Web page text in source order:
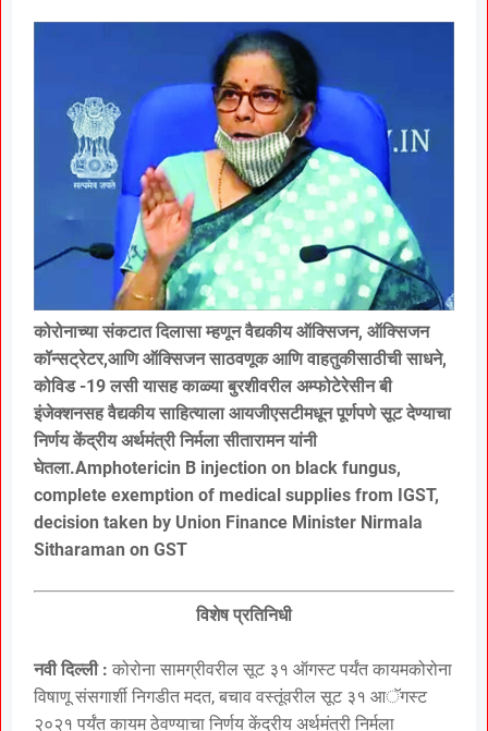
कोरोनाच्या संकटात दिलासा म्हणून वैद्यकीय ऑक्सिजन, ऑक्सिजन
कॉन्सट्रेटर,आणि ऑक्सिजन साठवणूक आणि वाहतुकीसाठीची साधने,
कोविड -19 लसी यासह काळ्या बुरशीवरील अम्फोटेरेसीन बी
इंजेक्शनसह वैद्यकीय साहित्याला आयजीएसटीमधून पूर्णपणे सूट देण्याचा
निर्णय केंद्रीय अर्थमंत्री निर्मला सीतारामन यांनी
घेतला.Amphotericin B injection on black fungus,
complete exemption of medical supplies from IGST,
decision taken by Union Finance Minister Nirmala
Sitharaman on GST
विशेष प्रतिनिधी
नवी दिल्ली : कोरोना सामग्रीवरील सूट ३१ ऑगस्ट पर्यंत कायमकोरोना
विषाणू संसगार्शी निगडीत मदत, बचाव वस्तूंवरील सूट ३१ आॅगस्ट
२०२१ पर्यंत कायम ठेवण्याचा निर्णय केंद्रीय अर्थमंत्री निर्मला